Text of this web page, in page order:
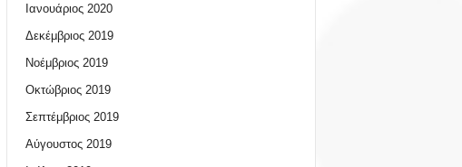
Ιανουάριος 2020
Δεκέμβριος 2019
Νοέμβριος 2019
Οκτώβριος 2019
Σεπτέμβριος 2019
Αύγουστος 2019